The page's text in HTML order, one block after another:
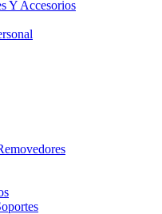
Y Accesorios